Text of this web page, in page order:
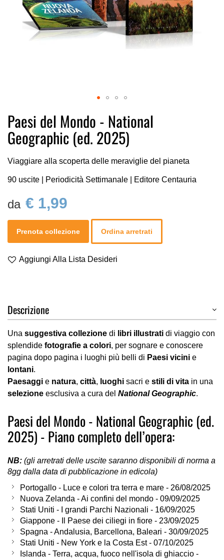
all'inizio
della
galleria
immagini
Paesi del Mondo - National
Geographic (ed. 2025)
Viaggiare alla scoperta delle meraviglie del pianeta
90 uscite | Periodicità Settimanale | Editore Centauria
€ 1,99
Prenota collezione Ordina arretrati
Aggiungi Alla Lista Desideri
Descrizione
Una suggestiva collezione di libri illustrati di viaggio con
splendide fotografie a colori, per sognare e conoscere
pagina dopo pagina i luoghi più belli di Paesi vicini e
lontani.
Paesaggi e natura, città, luoghi sacri e stili di vita in una
selezione esclusiva a cura del National Geographic.
Paesi del Mondo - National Geographic (ed.
2025) - Piano completo dell’opera:
NB: (gli arretrati delle uscite saranno disponibili di norma a
8gg dalla data di pubblicazione in edicola)
Portogallo - Luce e colori tra terra e mare - 26/08/2025
Nuova Zelanda - Ai confini del mondo - 09/09/2025
Stati Uniti - I grandi Parchi Nazionali - 16/09/2025
Giappone - Il Paese dei ciliegi in fiore - 23/09/2025
Spagna - Andalusia, Barcellona, Baleari - 30/09/2025
Stati Uniti - New York e la Costa Est - 07/10/2025
Islanda - Terra, acqua, fuoco nell'isola di ghiaccio -